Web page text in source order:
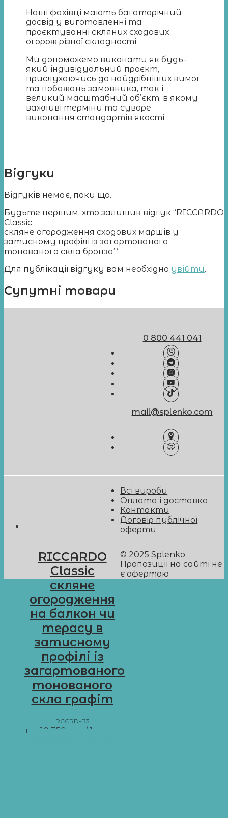
Наші фахівці мають багаторічний
досвід у виготовленні та
проєктуванні скляних сходових
огорож різної складності.
Ми допоможемо виконати як будь-
який індивідуальний проєкт,
прислухаючись до найдрібніших вимог
та побажань замовника, так і
великий масштабний об’єкт, в якому
важливі терміни та суворе
виконання стандартів якості.
Відгуки
Відгуків немає, поки що.
Будьте першим, хто залишив відгук “RICCARDO
Classic
скляне огородження сходових маршів у
затисному профілі із загартованого
тонованого скла бронза”“
Для публікації відгуку вам необхідно увійти.
Супутні товари
RICCARDO
Classic
скляне
огородження
на балкон чи
терасу в
затисному
профілі із
загартованого
тонованого
скла графіт
RCCRD-B3
від 10 350
/ 1 м пог.
0 800 441 041
mail@splenko.com
Всі вироби
Оплата і доставка
Контакти
Договір публічної
оферти
© 2025 Splenko.
Пропозиції на сайті не
є офертою